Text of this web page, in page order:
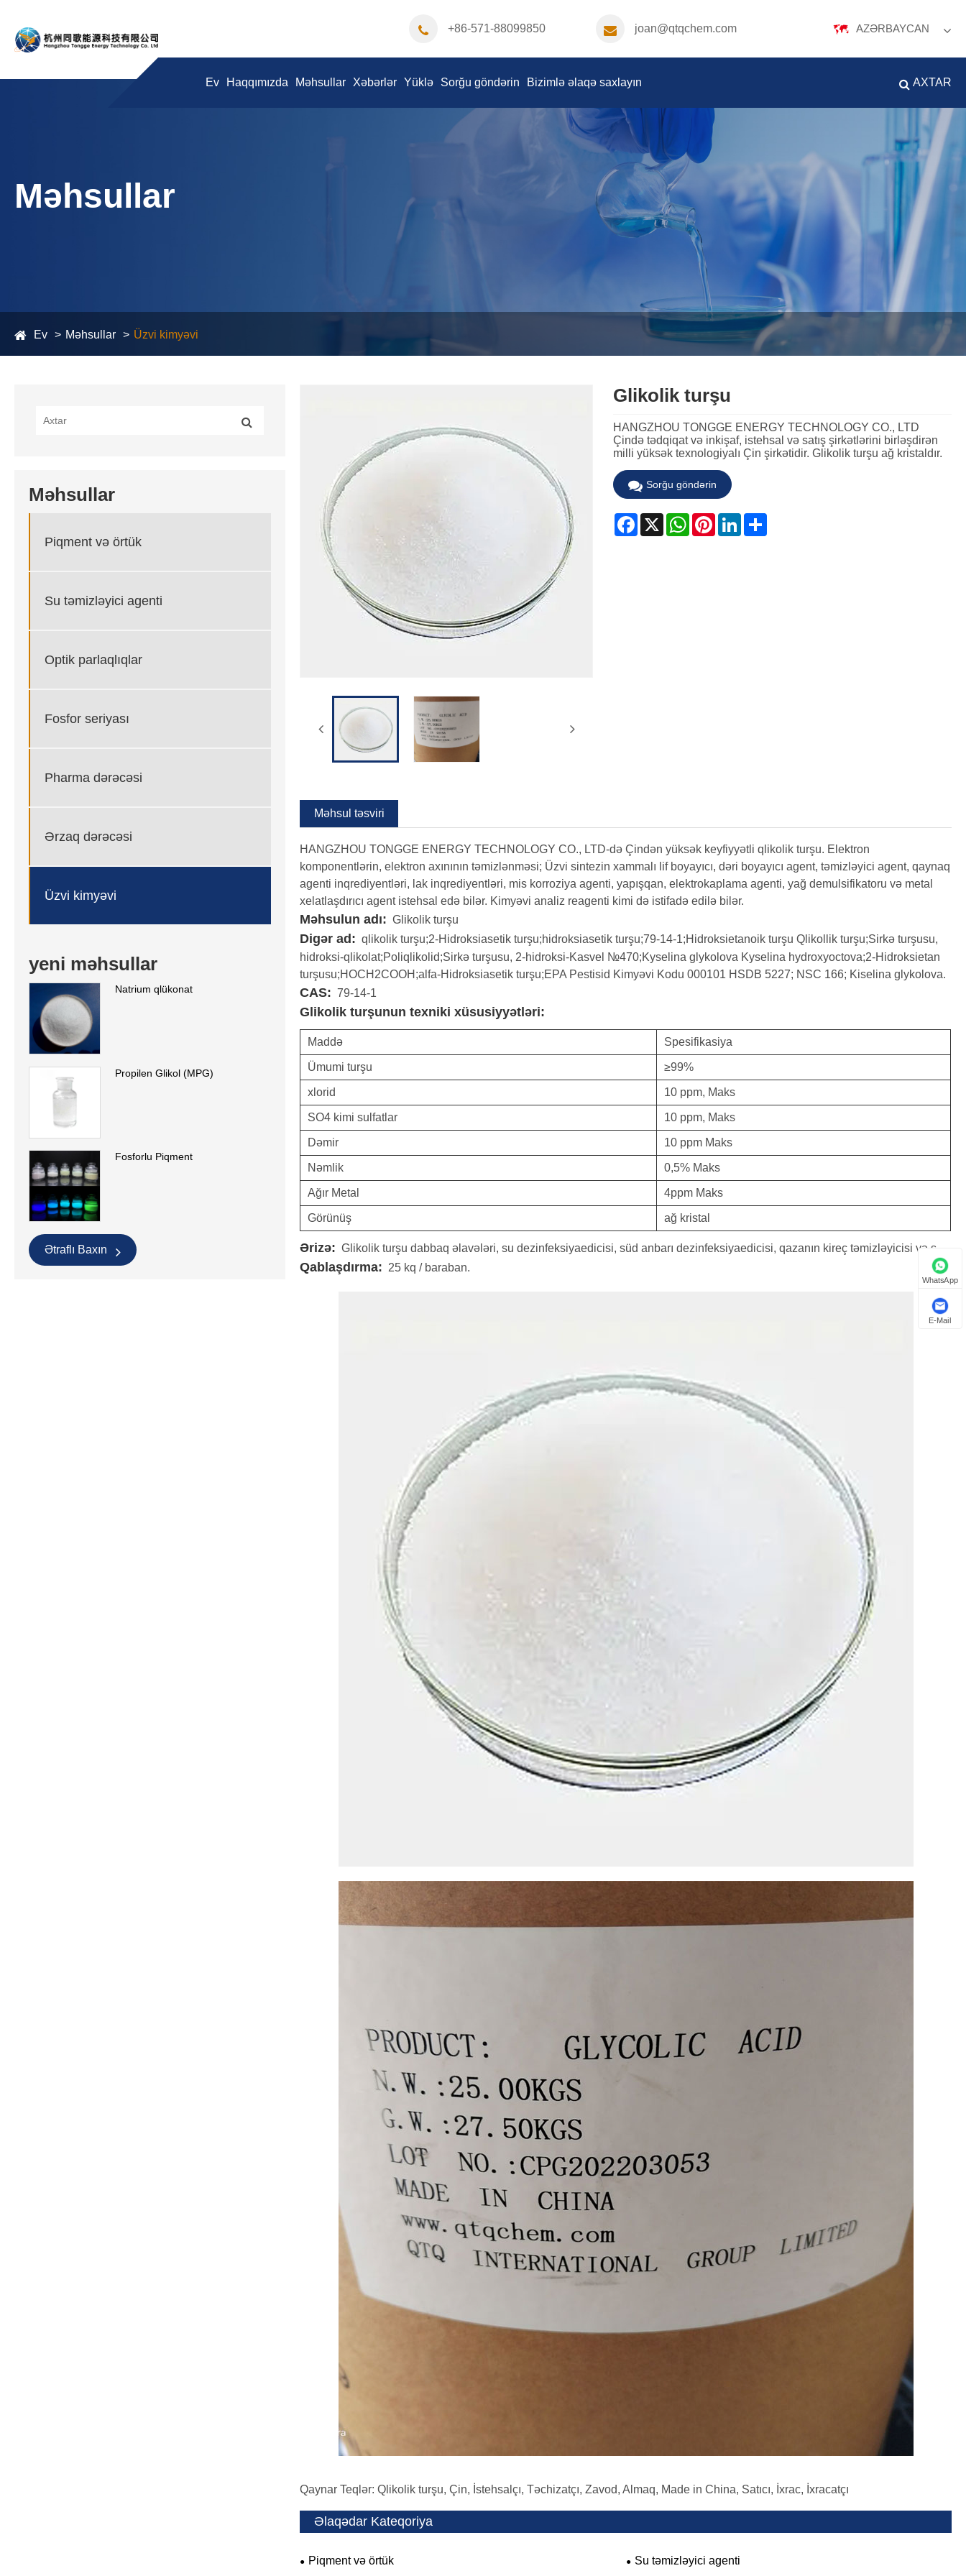
+86-571-88099850 joan@qtqchem.com AZƏRBAYCAN
English Español Português
日本語
Nederlands ภาษาไทย Polski
한국어 Svenska magyar
Malay Dansk
Suomi हिन्दी Pilipino
Gaeilge العربية
Indonesia Norsk‎ تمل
český ελληνικά український
తెలుగు
български ລາວ Latine
Azərbaycan
Slovenský jazyk
Eesti Keel
AXTAR
Ev Haqqımızda Məhsullar Xəbərlər Yüklə Sorğu göndərin Bizimlə əlaqə saxlayın
Məhsullar
Ev Məhsullar Üzvi kimyəvi
Məhsullar
Piqment və örtük
Su təmizləyici agenti
Optik parlaqlıqlar
Fosfor seriyası
Pharma dərəcəsi
Ərzaq dərəcəsi
Üzvi kimyəvi
yeni məhsullar
Natrium qlükonat
Propilen Glikol (MPG)
Fosforlu Piqment
Ətraflı Baxın
Glikolik turşu
HANGZHOU TONGGE ENERGY TECHNOLOGY CO., LTD
Çində tədqiqat və inkişaf, istehsal və satış şirkətlərini birləşdirən
milli yüksək texnologiyalı Çin şirkətidir. Glikolik turşu ağ kristaldır.
Sorğu göndərin
Facebook
X WhatsApp
PinterestLinkedInShare
Məhsul təsviri
HANGZHOU TONGGE ENERGY TECHNOLOGY CO., LTD-də Çindən yüksək keyfiyyətli qlikolik turşu. Elektron
komponentlərin, elektron axınının təmizlənməsi; Üzvi sintezin xammalı lif boyayıcı, dəri boyayıcı agent, təmizləyici agent, qaynaq
agenti inqrediyentləri, lak inqrediyentləri, mis korroziya agenti, yapışqan, elektrokaplama agenti, yağ demulsifikatoru və metal
xelatlaşdırıcı agent istehsal edə bilər. Kimyəvi analiz reagenti kimi də istifadə edilə bilər.
Məhsulun adı: Glikolik turşu
Digər ad: qlikolik turşu;2-Hidroksiasetik turşu;hidroksiasetik turşu;79-14-1;Hidroksietanoik turşu Qlikollik turşu;Sirkə turşusu,
hidroksi-qlikolat;Poliqlikolid;Sirkə turşusu, 2-hidroksi-Kasvel №470;Kyselina glykolova Kyselina hydroxyoctova;2-Hidroksietan
turşusu;HOCH2COOH;alfa-Hidroksiasetik turşu;EPA Pestisid Kimyəvi Kodu 000101 HSDB 5227; NSC 166; Kiselina glykolova.
CAS: 79-14-1
Glikolik turşunun texniki xüsusiyyətləri:
Maddə Spesifikasiya
Ümumi turşu ≥99%
xlorid 10 ppm, Maks
SO4 kimi sulfatlar 10 ppm, Maks
Dəmir 10 ppm Maks
Nəmlik 0,5% Maks
Ağır Metal 4ppm Maks
Görünüş ağ kristal
Ərizə: Glikolik turşu dabbaq əlavələri, su dezinfeksiyaedicisi, süd anbarı dezinfeksiyaedicisi, qazanın kireç təmizləyicisi və s.
Qablaşdırma: 25 kq / baraban.
Qaynar Teqlər: Qlikolik turşu, Çin, İstehsalçı, Təchizatçı, Zavod, Almaq, Made in China, Satıcı, İxrac, İxracatçı
Əlaqədar Kateqoriya
Piqment və örtük
Su təmizləyici agenti
WhatsApp
E-Mail